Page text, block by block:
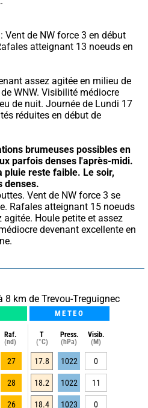
Vent de NW force 3 en début
atteignant 13 noeuds en
assez agitée en milieu de
WNW. Visibilité médiocre
de nuit. Journée de Lundi 17
réduites en début de
brumeuses possibles en
parfois denses l'après-midi.
pluie reste faible. Le soir,
denses.
Rafales atteignant 15 noeuds
Houle petite et assez
devenant excellente en
8 km de Trevou-Treguignec
METEO
Raf.
(nd)
T
(°C)
Press.
(hPa)
Visib.
(M)
27 17.8 1022 0
28 18.2 1022 11
26 18.4 1023 0